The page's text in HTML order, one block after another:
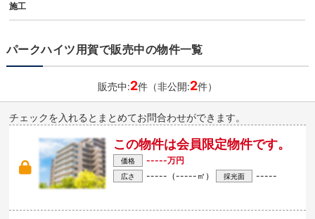
施工
パークハイツ用賀で販売中の物件一覧
販売中:2件（非公開:2件）
チェックを入れるとまとめてお問合わせができます。
この物件は会員限定物件です。
価格 -----万円
広さ -----（-----㎡） 採光面 -----